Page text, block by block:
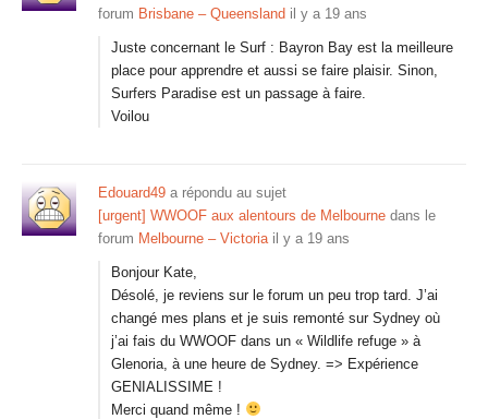
forum Brisbane – Queensland il y a 19 ans
Juste concernant le Surf : Bayron Bay est la meilleure
place pour apprendre et aussi se faire plaisir. Sinon,
Surfers Paradise est un passage à faire.
Voilou
Edouard49 a répondu au sujet
[urgent] WWOOF aux alentours de Melbourne dans le
forum Melbourne – Victoria il y a 19 ans
Bonjour Kate,
Désolé, je reviens sur le forum un peu trop tard. J’ai
changé mes plans et je suis remonté sur Sydney où
j’ai fais du WWOOF dans un « Wildlife refuge » à
Glenoria, à une heure de Sydney. => Expérience
GENIALISSIME !
Merci quand même !